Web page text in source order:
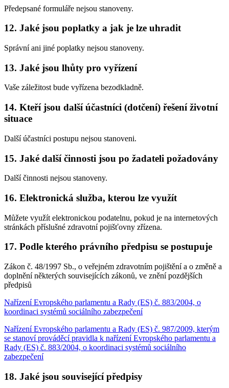
Předepsané formuláře nejsou stanoveny.
12. Jaké jsou poplatky a jak je lze uhradit
Správní ani jiné poplatky nejsou stanoveny.
13. Jaké jsou lhůty pro vyřízení
Vaše záležitost bude vyřízena bezodkladně.
14. Kteří jsou další účastníci (dotčení) řešení životní
situace
Další účastníci postupu nejsou stanoveni.
15. Jaké další činnosti jsou po žadateli požadovány
Další činnosti nejsou stanoveny.
16. Elektronická služba, kterou lze využít
Můžete využít elektronickou podatelnu, pokud je na internetových
stránkách příslušné zdravotní pojišťovny zřízena.
17. Podle kterého právního předpisu se postupuje
Zákon č. 48/1997 Sb., o veřejném zdravotním pojištění a o změně a
doplnění některých souvisejících zákonů, ve znění pozdějších
předpisů
Nařízení Evropského parlamentu a Rady (ES) č. 883/2004, o
koordinaci systémů sociálního zabezpečení
Nařízení Evropského parlamentu a Rady (ES) č. 987/2009, kterým
se stanoví prováděcí pravidla k nařízení Evropského parlamentu a
Rady (ES) č. 883/2004, o koordinaci systémů sociálního
zabezpečení
18. Jaké jsou související předpisy